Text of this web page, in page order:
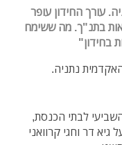
עורך החידון עופר
בתנ"ך. מה ששימח
בחידון"
נתניה.
לבתי הכנסת,
דר וחגי קרוואני